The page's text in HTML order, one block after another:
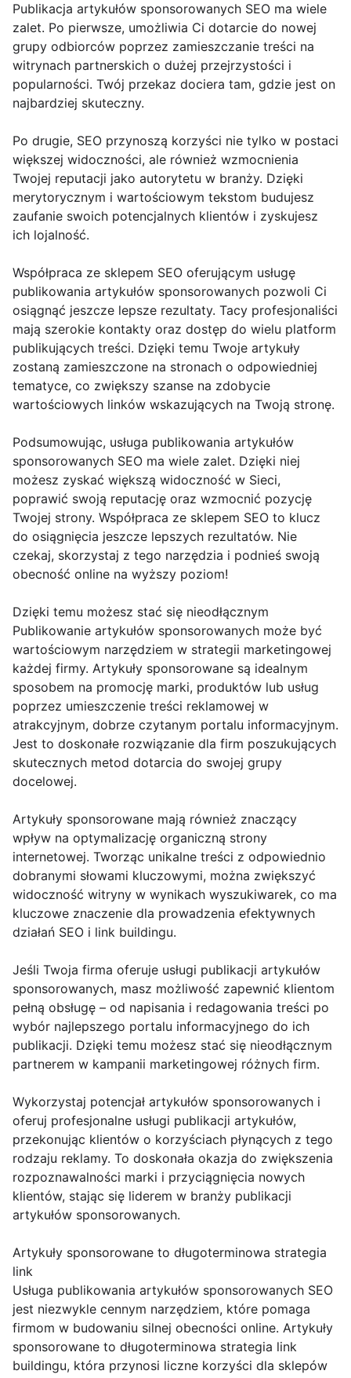
Publikacja artykułów sponsorowanych SEO ma wiele
zalet. Po pierwsze, umożliwia Ci dotarcie do nowej
grupy odbiorców poprzez zamieszczanie treści na
witrynach partnerskich o dużej przejrzystości i
popularności. Twój przekaz dociera tam, gdzie jest on
najbardziej skuteczny.
Po drugie, SEO przynoszą korzyści nie tylko w postaci
większej widoczności, ale również wzmocnienia
Twojej reputacji jako autorytetu w branży. Dzięki
merytorycznym i wartościowym tekstom budujesz
zaufanie swoich potencjalnych klientów i zyskujesz
ich lojalność.
Współpraca ze sklepem SEO oferującym usługę
publikowania artykułów sponsorowanych pozwoli Ci
osiągnąć jeszcze lepsze rezultaty. Tacy profesjonaliści
mają szerokie kontakty oraz dostęp do wielu platform
publikujących treści. Dzięki temu Twoje artykuły
zostaną zamieszczone na stronach o odpowiedniej
tematyce, co zwiększy szanse na zdobycie
wartościowych linków wskazujących na Twoją stronę.
Podsumowując, usługa publikowania artykułów
sponsorowanych SEO ma wiele zalet. Dzięki niej
możesz zyskać większą widoczność w Sieci,
poprawić swoją reputację oraz wzmocnić pozycję
Twojej strony. Współpraca ze sklepem SEO to klucz
do osiągnięcia jeszcze lepszych rezultatów. Nie
czekaj, skorzystaj z tego narzędzia i podnieś swoją
obecność online na wyższy poziom!
Dzięki temu możesz stać się nieodłącznym
Publikowanie artykułów sponsorowanych może być
wartościowym narzędziem w strategii marketingowej
każdej firmy. Artykuły sponsorowane są idealnym
sposobem na promocję marki, produktów lub usług
poprzez umieszczenie treści reklamowej w
atrakcyjnym, dobrze czytanym portalu informacyjnym.
Jest to doskonałe rozwiązanie dla firm poszukujących
skutecznych metod dotarcia do swojej grupy
docelowej.
Artykuły sponsorowane mają również znaczący
wpływ na optymalizację organiczną strony
internetowej. Tworząc unikalne treści z odpowiednio
dobranymi słowami kluczowymi, można zwiększyć
widoczność witryny w wynikach wyszukiwarek, co ma
kluczowe znaczenie dla prowadzenia efektywnych
działań SEO i link buildingu.
Jeśli Twoja firma oferuje usługi publikacji artykułów
sponsorowanych, masz możliwość zapewnić klientom
pełną obsługę – od napisania i redagowania treści po
wybór najlepszego portalu informacyjnego do ich
publikacji. Dzięki temu możesz stać się nieodłącznym
partnerem w kampanii marketingowej różnych firm.
Wykorzystaj potencjał artykułów sponsorowanych i
oferuj profesjonalne usługi publikacji artykułów,
przekonując klientów o korzyściach płynących z tego
rodzaju reklamy. To doskonała okazja do zwiększenia
rozpoznawalności marki i przyciągnięcia nowych
klientów, stając się liderem w branży publikacji
artykułów sponsorowanych.
Artykuły sponsorowane to długoterminowa strategia
link
Usługa publikowania artykułów sponsorowanych SEO
jest niezwykle cennym narzędziem, które pomaga
firmom w budowaniu silnej obecności online. Artykuły
sponsorowane to długoterminowa strategia link
buildingu, która przynosi liczne korzyści dla sklepów